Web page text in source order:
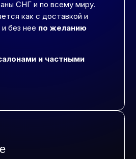
СНГ и по всему миру.
как с доставкой и
без нее по желанию
и частными